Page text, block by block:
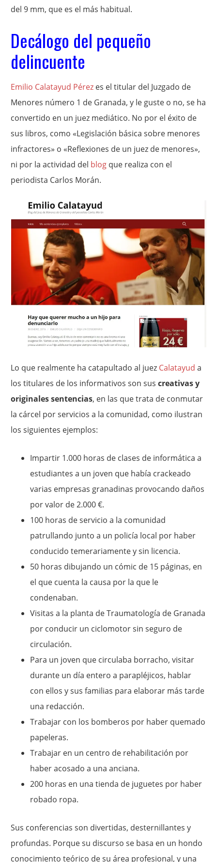
del 9 mm, que es el más habitual.
Decálogo del pequeño
delincuente
Emilio Calatayud Pérez es el titular del Juzgado de
Menores número 1 de Granada, y le guste o no, se ha
convertido en un juez mediático. No por el éxito de
sus libros, como «Legislación básica sobre menores
infractores» o «Reflexiones de un juez de menores»,
ni por la actividad del blog que realiza con el
periodista Carlos Morán.
Lo que realmente ha catapultado al juez Calatayud a
los titulares de los informativos son suscreativas y
originales sentencias, en las que trata de conmutar
la cárcel por servicios a la comunidad, como ilustran
los siguientes ejemplos:
Impartir 1.000 horas de clases de informática a
estudiantes a un joven que había crackeado
varias empresas granadinas provocando daños
por valor de 2.000 €.
100 horas de servicio a la comunidad
patrullando junto a un policía local por haber
conducido temerariamente y sin licencia.
50 horas dibujando un cómic de 15 páginas, en
el que cuenta la causa por la que le
condenaban.
Visitas a la planta de Traumatología de Granada
por conducir un ciclomotor sin seguro de
circulación.
Para un joven que circulaba borracho, visitar
durante un día entero a parapléjicos, hablar
con ellos y sus familias para elaborar más tarde
una redacción.
Trabajar con los bomberos por haber quemado
papeleras.
Trabajar en un centro de rehabilitación por
haber acosado a una anciana.
200 horas en una tienda de juguetes por haber
robado ropa.
Sus conferencias son divertidas, desternillantes y
profundas. Porque su discurso se basa en un hondo
conocimiento teórico de su área profesional, y una